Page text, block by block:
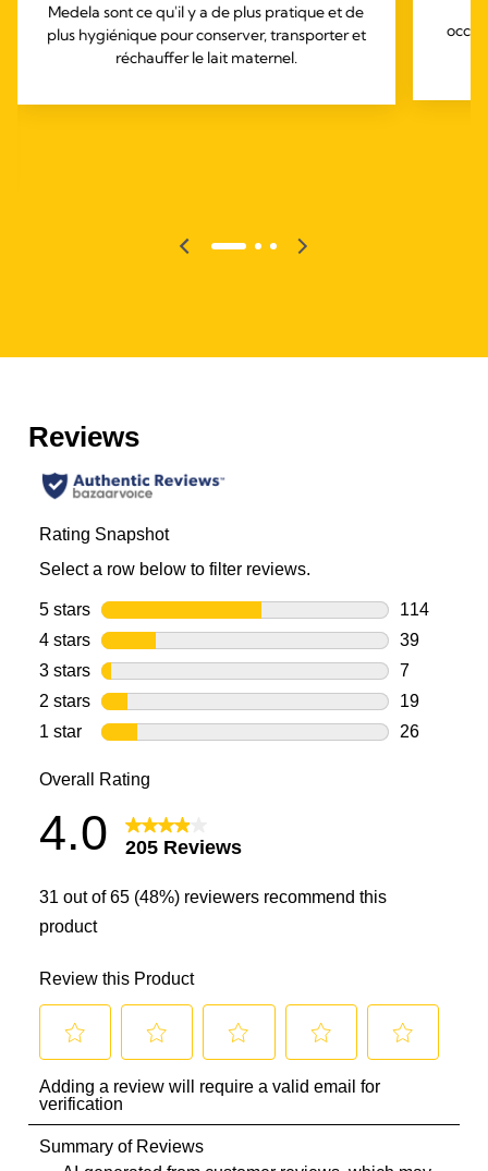
Medela sont ce qu'il y a de plus pratique et de
plus hygiénique pour conserver, transporter et
réchauffer le lait maternel.